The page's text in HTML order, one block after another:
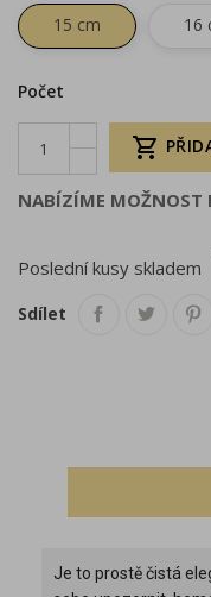
15 cm 16
Počet

NABÍZÍME MOŽNOST
Poslední kusy skladem
Sdílet
Je to prostě čistá